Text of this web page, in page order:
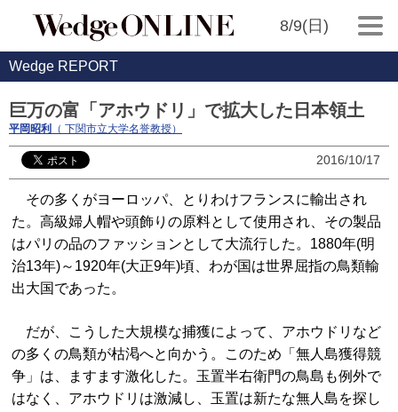
8/9(日)
Wedge REPORT
巨万の富「アホウドリ」で拡大した日本領土
平岡昭利 （ 下関市立大学名誉教授）
2016/10/17
その多くがヨーロッパ、とりわけフランスに輸出され
た。高級婦人帽や頭飾りの原料として使用され、その製品
はパリの品のファッションとして大流行した。1880年(明
治13年)～1920年(大正9年)頃、わが国は世界屈指の鳥類輸
出大国であった。
だが、こうした大規模な捕獲によって、アホウドリなど
の多くの鳥類が枯渇へと向かう。このため「無人島獲得競
争」は、ますます激化した。玉置半右衛門の鳥島も例外で
はなく、アホウドリは激減し、玉置は新たな無人島を探し